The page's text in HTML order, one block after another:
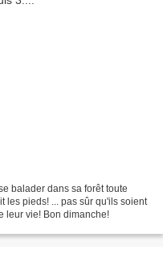
balader dans sa forêt toute
les pieds! ... pas sûr qu'ils soient
leur vie! Bon dimanche!